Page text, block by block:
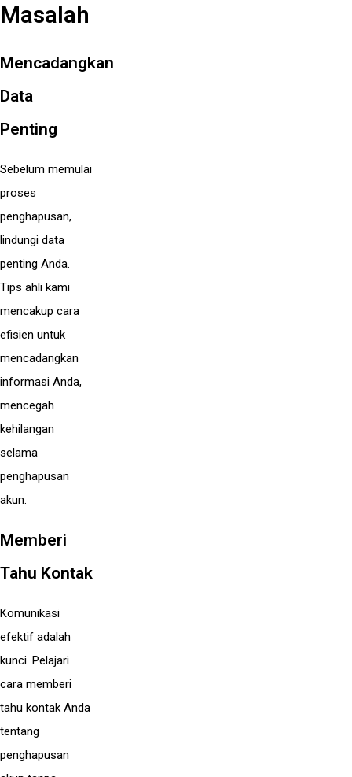
Masalah
Mencadangkan
Data
Penting
Sebelum memulai
proses
penghapusan,
lindungi data
penting Anda.
Tips ahli kami
mencakup cara
efisien untuk
mencadangkan
informasi Anda,
mencegah
kehilangan
selama
penghapusan
akun.
Memberi
Tahu Kontak
Komunikasi
efektif adalah
kunci. Pelajari
cara memberi
tahu kontak Anda
tentang
penghapusan